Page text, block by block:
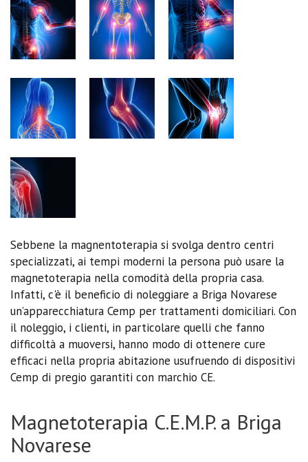
Sebbene la magnentoterapia si svolga dentro centri
specializzati, ai tempi moderni la persona può usare la
magnetoterapia nella comodità della propria casa.
Infatti, c'è il beneficio di noleggiare a Briga Novarese
un’apparecchiatura Cemp per trattamenti domiciliari. Con
il noleggio, i clienti, in particolare quelli che fanno
difficoltà a muoversi, hanno modo di ottenere cure
efficaci nella propria abitazione usufruendo di dispositivi
Cemp di pregio garantiti con marchio CE.
Magnetoterapia C.E.M.P. a Briga
Novarese